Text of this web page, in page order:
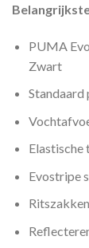
PUMA
Zwart
Standaard
Evostripe
Ritszakken